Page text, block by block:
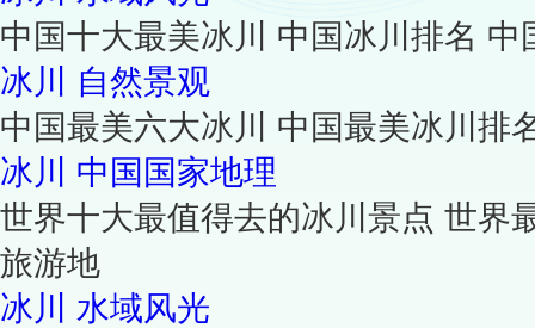
中国十大最美冰川 中国冰川排名 中
冰川
自然景观
中国最美六大冰川 中国最美冰川排
冰川
中国国家地理
世界十大最值得去的冰川景点 世界
旅游地
冰川
水域风光